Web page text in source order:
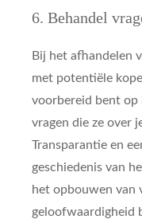
6. Behandel
Bij het afhandelen
met potentiële
voorbereid bent op
vragen die ze over
Transparantie en
geschiedenis van
het opbouwen van
geloofwaardigheid